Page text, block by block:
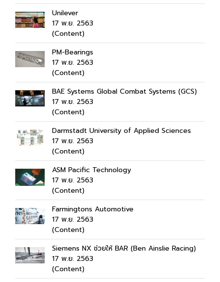
Unilever
17 พ.ย. 2563
(Content)
PM-Bearings
17 พ.ย. 2563
(Content)
BAE Systems Global Combat Systems (GCS)
17 พ.ย. 2563
(Content)
Darmstadt University of Applied Sciences
17 พ.ย. 2563
(Content)
ASM Pacific Technology
17 พ.ย. 2563
(Content)
Farmingtons Automotive
17 พ.ย. 2563
(Content)
Siemens NX ช่วยให้ BAR (Ben Ainslie Racing)
17 พ.ย. 2563
(Content)